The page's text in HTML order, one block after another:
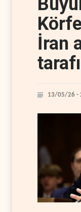
İran
13/05/26 -